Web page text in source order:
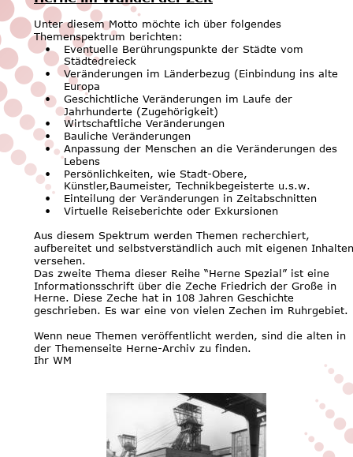
Unter diesem Motto möchte ich über folgendes
Themenspektrum berichten:
•
Eventuelle Berührungspunkte der Städte vom
Städtedreieck
•
Veränderungen im Länderbezug (Einbindung ins alte
Europa
•
Geschichtliche Veränderungen im Laufe der
Jahrhunderte (Zugehörigkeit)
•
Wirtschaftliche Veränderungen
•
Bauliche Veränderungen
•
Anpassung der Menschen an die Veränderungen des
Lebens
•
Persönlichkeiten, wie Stadt-Obere,
Künstler,Baumeister, Technikbegeisterte u.s.w.
•
Einteilung der Veränderungen in Zeitabschnitten
•
Virtuelle Reiseberichte oder Exkursionen
Aus diesem Spektrum werden Themen recherchiert,
aufbereitet und selbstverständlich auch mit eigenen
versehen.
Das zweite Thema dieser Reihe “Herne Spezial” ist eine
Informationsschrift über die Zeche Friedrich der Große in
Herne. Diese Zeche hat in 108 Jahren Geschichte
geschrieben. Es war eine von vielen Zechen im Ruhrgebiet.
Wenn neue Themen veröffentlicht werden, sind die alten in
der Themenseite Herne-Archiv zu finden.
Ihr WM